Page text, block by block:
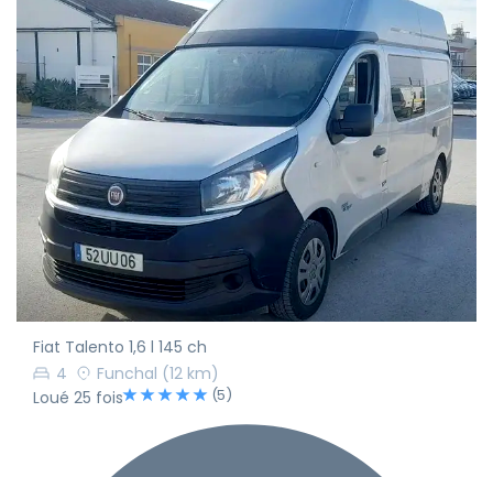
Fiat Talento 1,6 l 145 ch
4
Funchal (12 km)
Loué 25 fois
(5)